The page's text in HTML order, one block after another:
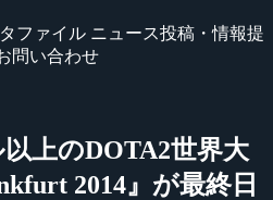
ファイル ニュース投稿・情報提
問い合わせ
上のDOTA2世界大
2014』が最終日